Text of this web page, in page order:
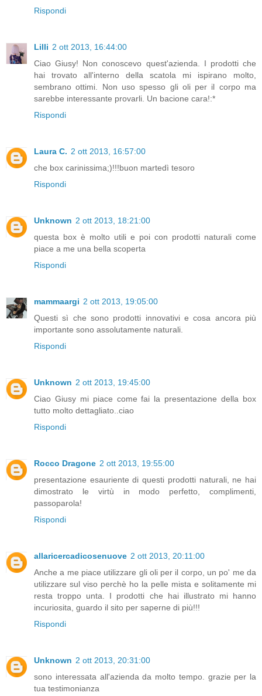
Rispondi
Lilli 2 ott 2013, 16:44:00
Ciao Giusy! Non conoscevo quest'azienda. I prodotti che
hai trovato all'interno della scatola mi ispirano molto,
sembrano ottimi. Non uso spesso gli oli per il corpo ma
sarebbe interessante provarli. Un bacione cara!:*
Rispondi
Laura C. 2 ott 2013, 16:57:00
che box carinissima;)!!!buon martedì tesoro
Rispondi
Unknown 2 ott 2013, 18:21:00
questa box è molto utili e poi con prodotti naturali come
piace a me una bella scoperta
Rispondi
mammaargi 2 ott 2013, 19:05:00
Questi sì che sono prodotti innovativi e cosa ancora più
importante sono assolutamente naturali.
Rispondi
Unknown 2 ott 2013, 19:45:00
Ciao Giusy mi piace come fai la presentazione della box
tutto molto dettagliato..ciao
Rispondi
Rocco Dragone 2 ott 2013, 19:55:00
presentazione esauriente di questi prodotti naturali, ne hai
dimostrato le virtù in modo perfetto, complimenti,
passoparola!
Rispondi
allaricercadicosenuove 2 ott 2013, 20:11:00
Anche a me piace utilizzare gli oli per il corpo, un po' me da
utilizzare sul viso perchè ho la pelle mista e solitamente mi
resta troppo unta. I prodotti che hai illustrato mi hanno
incuriosita, guardo il sito per saperne di più!!!
Rispondi
Unknown 2 ott 2013, 20:31:00
sono interessata all'azienda da molto tempo. grazie per la
tua testimonianza